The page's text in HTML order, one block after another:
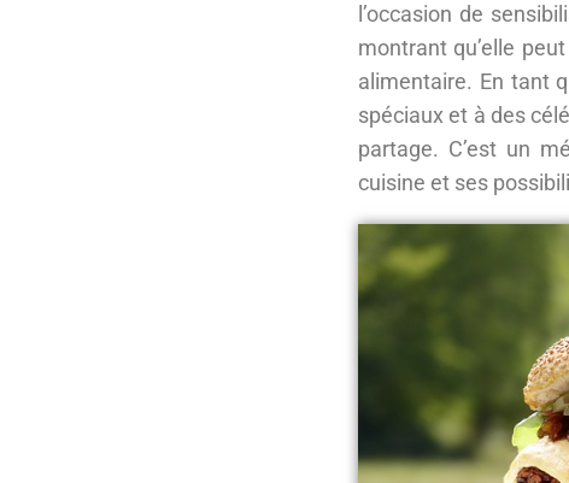
l’occasion de
montrant qu’elle
alimentaire. En tant
spéciaux et à des
partage. C’est un
cuisine et ses